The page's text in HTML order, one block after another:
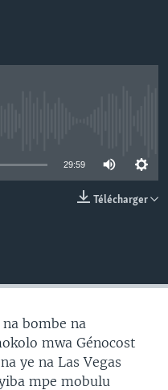
29:59
Télécharger
bombe na
mwa Génocost
ye na Las Vegas
mpe mobulu